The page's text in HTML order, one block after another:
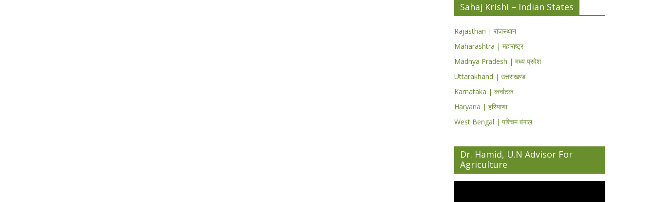
Sahaj Krishi – Indian States
Rajasthan | राजस्थान
Maharashtra | महाराष्ट्र
Madhya Pradesh | मध्य प्रदेश
Uttarakhand | उत्तराखण्ड
Karnataka | कर्नाटक
Haryana | हरियाणा
West Bengal | पश्चिम बंगाल
Dr. Hamid, U.N Advisor For
Agriculture